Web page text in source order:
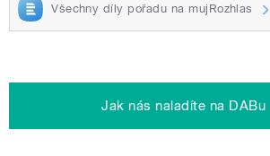
Všechny díly pořadu na mujRozhlas
Jak nás naladíte na DABu